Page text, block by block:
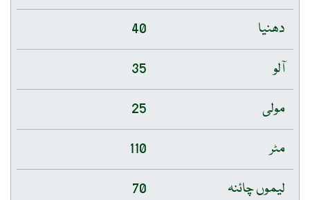
دھنیا
40
آلو
35
مولی
25
مٹر
110
لیموں چائنہ
70